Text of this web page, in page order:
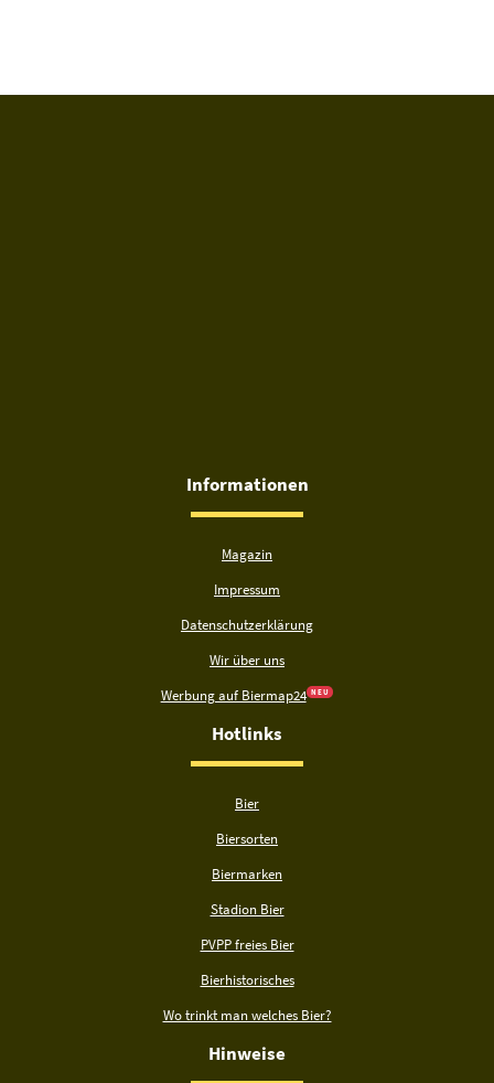
Informationen
Magazin
Impressum
Datenschutzerklärung
Wir über uns
Werbung auf Biermap24 N E U
Hotlinks
Bier
Biersorten
Biermarken
Stadion Bier
PVPP freies Bier
Bierhistorisches
Wo trinkt man welches Bier?
Hinweise